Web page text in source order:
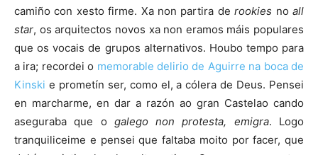
camiño con xesto firme. Xa non partira derookies noall
star, os arquitectos novos xa non eramos máis populares
que os vocais de grupos alternativos. Houbo tempo para
a ira; recordei o memorable delirio de Aguirre na boca de
Kinski e prometín ser, como el, a cólera de Deus. Pensei
en marcharme, en dar a razón ao gran Castelao cando
aseguraba que o galego non protesta, emigra. Logo
tranquiliceime e pensei que faltaba moito por facer, que